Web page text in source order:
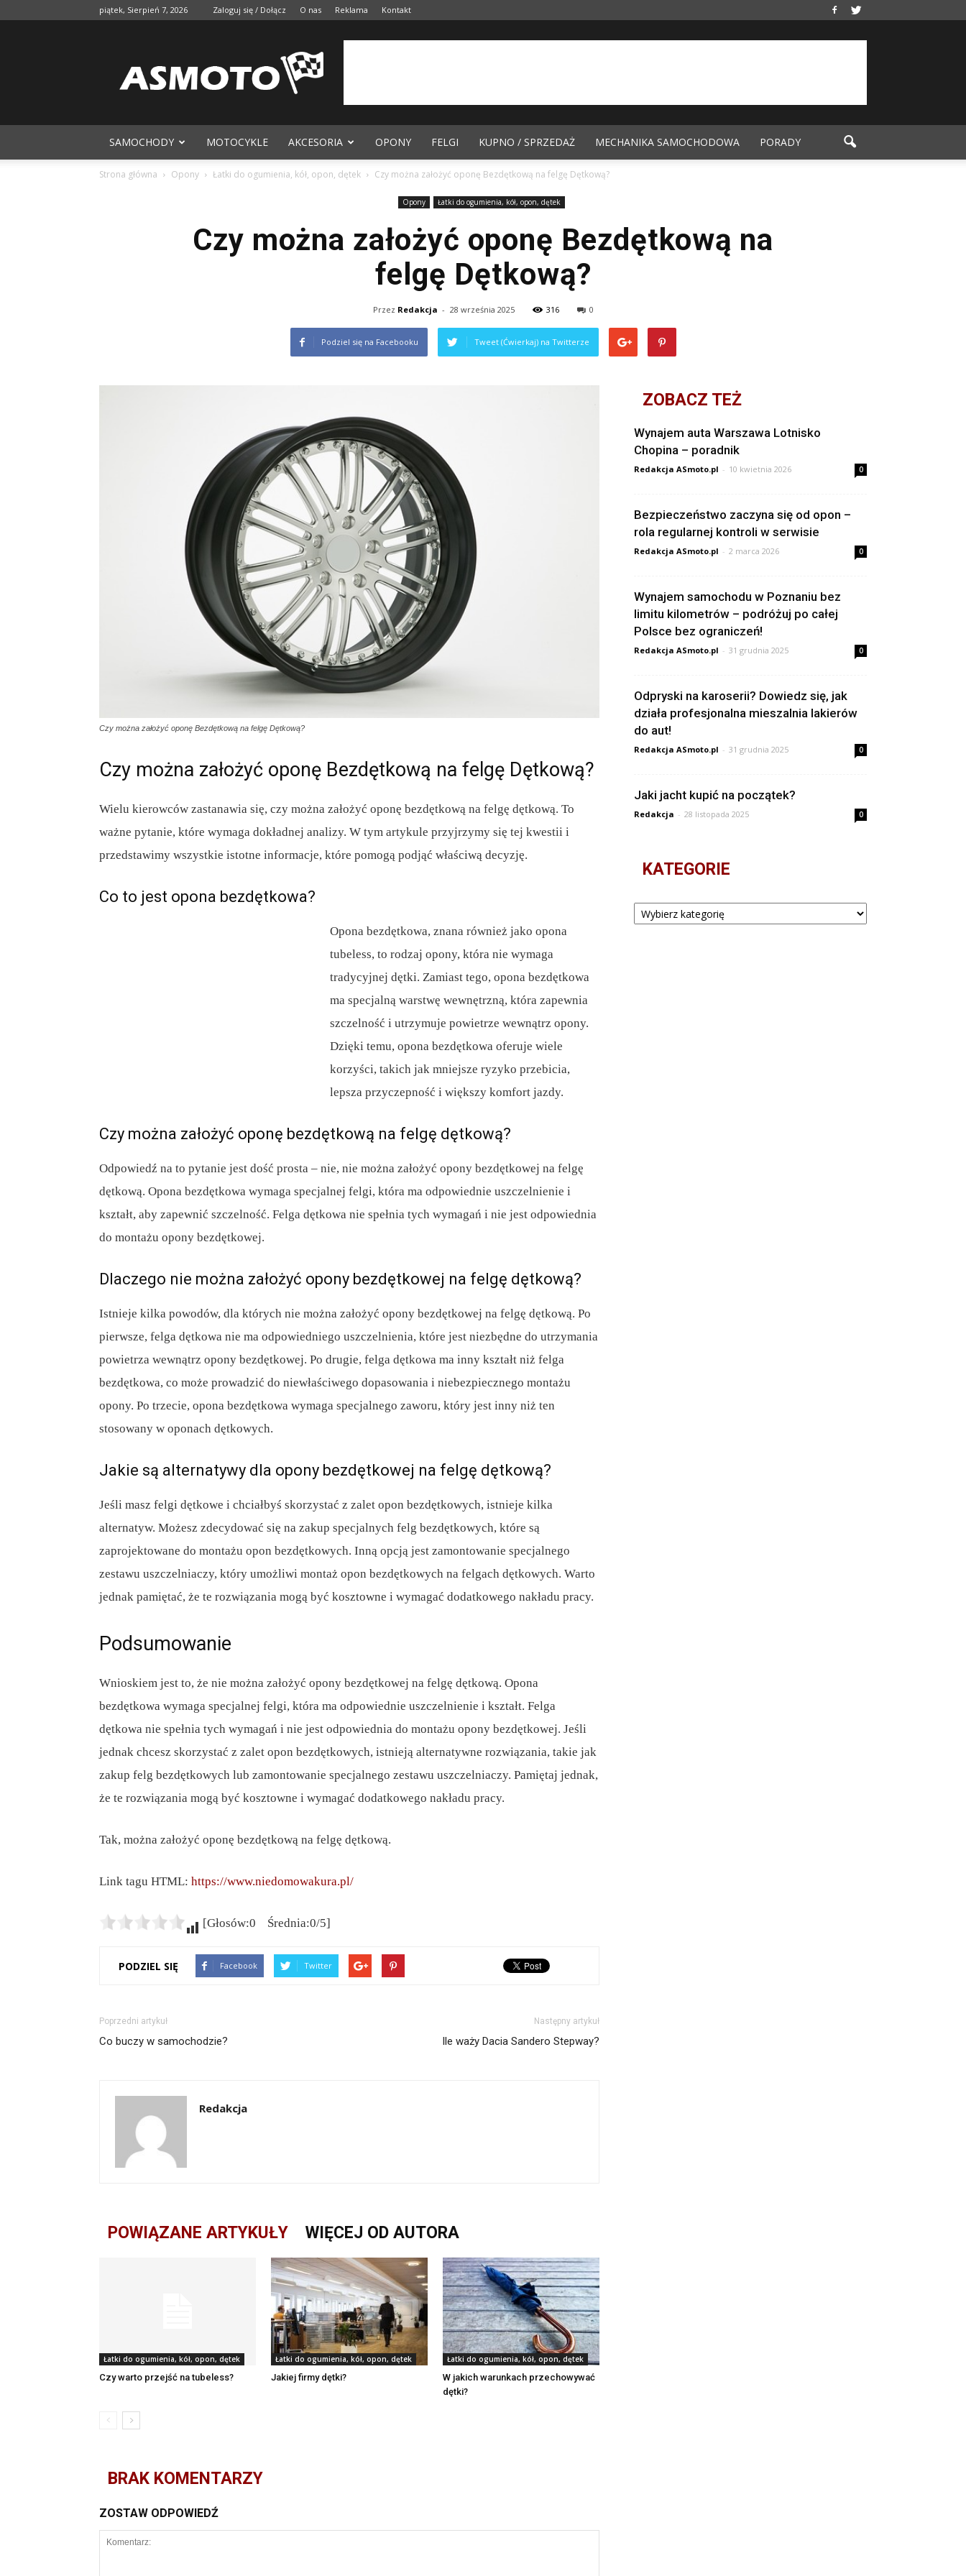
piątek, Sierpień 7, 2026 Zaloguj się / Dołącz O nas Reklama Kontakt
SAMOCHODY MOTOCYKLE AKCESORIA OPONY FELGI KUPNO / SPRZEDAŻ MECHANIKA SAMOCHODOWA PORADY
Strona główna Opony Łatki do ogumienia, kół, opon, dętek Czy można założyć oponę Bezdętkową na felgę Dętkową?
Opony Łatki do ogumienia, kół, opon, dętek
Czy można założyć oponę Bezdętkową na
felgę Dętkową?
Przez Redakcja - 28 września 2025 316 0
Podziel się na Facebooku Tweet (Ćwierkaj) na Twitterze
Czy można założyć oponę Bezdętkową na felgę Dętkową?
Czy można założyć oponę Bezdętkową na felgę Dętkową?
Wielu kierowców zastanawia się, czy można założyć oponę bezdętkową na felgę dętkową. To
ważne pytanie, które wymaga dokładnej analizy. W tym artykule przyjrzymy się tej kwestii i
przedstawimy wszystkie istotne informacje, które pomogą podjąć właściwą decyzję.
Co to jest opona bezdętkowa?
Opona bezdętkowa, znana również jako opona
tubeless, to rodzaj opony, która nie wymaga
tradycyjnej dętki. Zamiast tego, opona bezdętkowa
ma specjalną warstwę wewnętrzną, która zapewnia
szczelność i utrzymuje powietrze wewnątrz opony.
Dzięki temu, opona bezdętkowa oferuje wiele
korzyści, takich jak mniejsze ryzyko przebicia,
lepsza przyczepność i większy komfort jazdy.
Czy można założyć oponę bezdętkową na felgę dętkową?
Odpowiedź na to pytanie jest dość prosta – nie, nie można założyć opony bezdętkowej na felgę
dętkową. Opona bezdętkowa wymaga specjalnej felgi, która ma odpowiednie uszczelnienie i
kształt, aby zapewnić szczelność. Felga dętkowa nie spełnia tych wymagań i nie jest odpowiednia
do montażu opony bezdętkowej.
Dlaczego nie można założyć opony bezdętkowej na felgę dętkową?
Istnieje kilka powodów, dla których nie można założyć opony bezdętkowej na felgę dętkową. Po
pierwsze, felga dętkowa nie ma odpowiedniego uszczelnienia, które jest niezbędne do utrzymania
powietrza wewnątrz opony bezdętkowej. Po drugie, felga dętkowa ma inny kształt niż felga
bezdętkowa, co może prowadzić do niewłaściwego dopasowania i niebezpiecznego montażu
opony. Po trzecie, opona bezdętkowa wymaga specjalnego zaworu, który jest inny niż ten
stosowany w oponach dętkowych.
Jakie są alternatywy dla opony bezdętkowej na felgę dętkową?
Jeśli masz felgi dętkowe i chciałbyś skorzystać z zalet opon bezdętkowych, istnieje kilka
alternatyw. Możesz zdecydować się na zakup specjalnych felg bezdętkowych, które są
zaprojektowane do montażu opon bezdętkowych. Inną opcją jest zamontowanie specjalnego
zestawu uszczelniaczy, który umożliwi montaż opon bezdętkowych na felgach dętkowych. Warto
jednak pamiętać, że te rozwiązania mogą być kosztowne i wymagać dodatkowego nakładu pracy.
Podsumowanie
Wnioskiem jest to, że nie można założyć opony bezdętkowej na felgę dętkową. Opona
bezdętkowa wymaga specjalnej felgi, która ma odpowiednie uszczelnienie i kształt. Felga
dętkowa nie spełnia tych wymagań i nie jest odpowiednia do montażu opony bezdętkowej. Jeśli
jednak chcesz skorzystać z zalet opon bezdętkowych, istnieją alternatywne rozwiązania, takie jak
zakup felg bezdętkowych lub zamontowanie specjalnego zestawu uszczelniaczy. Pamiętaj jednak,
że te rozwiązania mogą być kosztowne i wymagać dodatkowego nakładu pracy.
Tak, można założyć oponę bezdętkową na felgę dętkową.
Link tagu HTML: https://www.niedomowakura.pl/
[Głosów:0 Średnia:0/5]
PODZIEL SIĘ Facebook Twitter
Poprzedni artykuł
Co buczy w samochodzie?
Następny artykuł
Ile waży Dacia Sandero Stepway?
Redakcja
POWIĄZANE ARTYKUŁY WIĘCEJ OD AUTORA
Łatki do ogumienia, kół, opon, dętek
Czy warto przejść na tubeless?
Łatki do ogumienia, kół, opon, dętek
Jakiej firmy dętki?
Łatki do ogumienia, kół, opon, dętek
W jakich warunkach przechowywać
dętki?
BRAK KOMENTARZY
ZOSTAW ODPOWIEDŹ
ZOBACZ TEŻ
Wynajem auta Warszawa Lotnisko
Chopina – poradnik
Redakcja ASmoto.pl - 10 kwietnia 2026 0
Bezpieczeństwo zaczyna się od opon –
rola regularnej kontroli w serwisie
Redakcja ASmoto.pl - 2 marca 2026 0
Wynajem samochodu w Poznaniu bez
limitu kilometrów – podróżuj po całej
Polsce bez ograniczeń!
Redakcja ASmoto.pl - 31 grudnia 2025 0
Odpryski na karoserii? Dowiedz się, jak
działa profesjonalna mieszalnia lakierów
do aut!
Redakcja ASmoto.pl - 31 grudnia 2025 0
Jaki jacht kupić na początek?
Redakcja - 28 listopada 2025 0
KATEGORIE
Kategorie